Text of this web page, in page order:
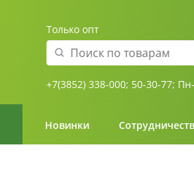
Только опт
+7(3852) 338-000; 50-30-77;
Новинки